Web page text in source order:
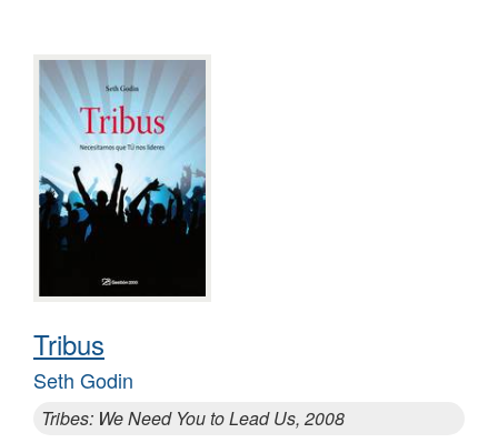
Tribus
Seth Godin
Tribes: We Need You to Lead Us, 2008